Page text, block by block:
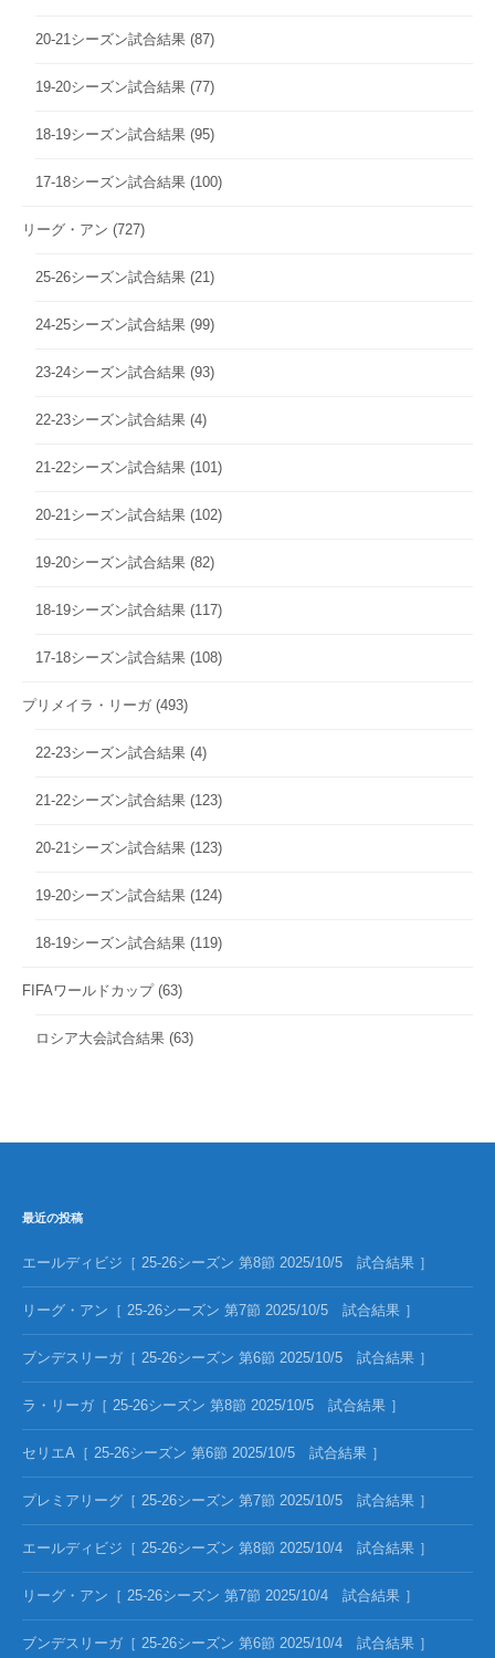
20-21シーズン試合結果 (87)
19-20シーズン試合結果 (77)
18-19シーズン試合結果 (95)
17-18シーズン試合結果 (100)
リーグ・アン (727)
25-26シーズン試合結果 (21)
24-25シーズン試合結果 (99)
23-24シーズン試合結果 (93)
22-23シーズン試合結果 (4)
21-22シーズン試合結果 (101)
20-21シーズン試合結果 (102)
19-20シーズン試合結果 (82)
18-19シーズン試合結果 (117)
17-18シーズン試合結果 (108)
プリメイラ・リーガ (493)
22-23シーズン試合結果 (4)
21-22シーズン試合結果 (123)
20-21シーズン試合結果 (123)
19-20シーズン試合結果 (124)
18-19シーズン試合結果 (119)
FIFAワールドカップ(63)
ロシア大会試合結果 (63)
最近の投稿
エールディビジ［ 25-26シーズン 第8節 2025/10/5 試合結果 ］
リーグ・アン［ 25-26シーズン 第7節 2025/10/5 試合結果 ］
ブンデスリーガ［ 25-26シーズン 第6節 2025/10/5 試合結果 ］
ラ・リーガ［ 25-26シーズン 第8節 2025/10/5 試合結果 ］
セリエA［ 25-26シーズン 第6節 2025/10/5 試合結果 ］
プレミアリーグ［ 25-26シーズン 第7節 2025/10/5 試合結果 ］
エールディビジ［ 25-26シーズン 第8節 2025/10/4 試合結果 ］
リーグ・アン［ 25-26シーズン 第7節 2025/10/4 試合結果 ］
ブンデスリーガ［ 25-26シーズン 第6節 2025/10/4 試合結果 ］